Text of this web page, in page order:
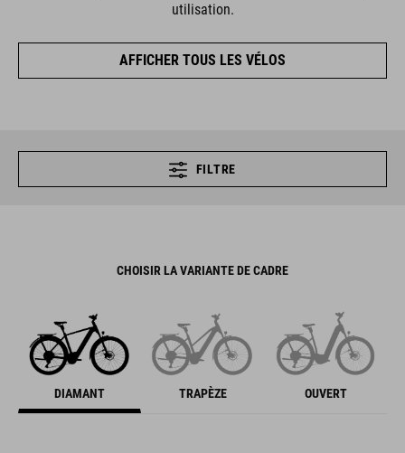
utilisation.
AFFICHER TOUS LES VÉLOS
FILTRE
CHOISIR LA VARIANTE DE CADRE
DIAMANT TRAPÈZE OUVERT